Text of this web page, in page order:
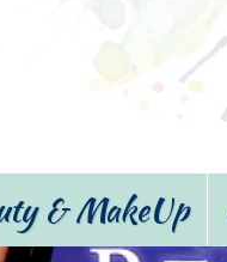
& MakeUp